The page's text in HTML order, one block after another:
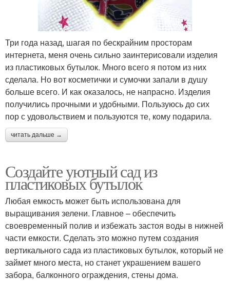
Три года назад, шагая по бескрайним просторам
интернета, меня очень сильно заинтерисовали изделия
из пластиковых бутылок. Много всего я потом из них
сделала. Но вот косметички и сумочки запали в душу
больше всего. И как оказалось, не напрасно. Изделия
получились прочными и удобными. Пользуюсь до сих
пор с удовольствием и пользуются те, кому подарила.
читать дальше →
Создайте уютный сад из
пластиковых бутылок
Любая емкость может быть использована для
выращивания зелени. Главное – обеспечить
своевременный полив и избежать застоя воды в нижней
части емкости. Сделать это можно путем создания
вертикального сада из пластиковых бутылок, который не
займет много места, но станет украшением вашего
забора, балконного ограждения, стены дома.